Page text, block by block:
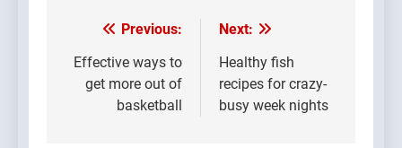
Post
navigation
Previous:
Effective ways to
get more out of
basketball
Next:
Healthy fish
recipes for crazy-
busy week nights